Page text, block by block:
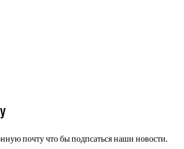
почту что бы подпсаться наши новости.